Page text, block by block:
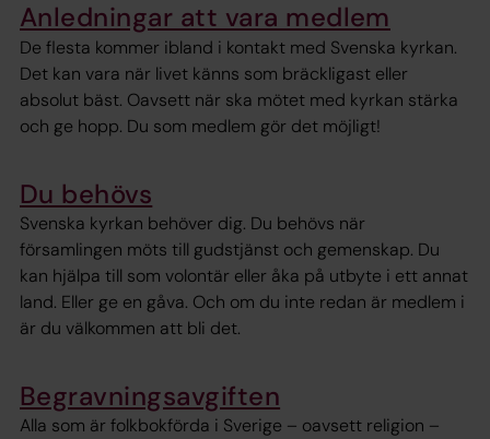
Anledningar att vara medlem
De flesta kommer ibland i kontakt med Svenska kyrkan.
Det kan vara när livet känns som bräckligast eller
absolut bäst. Oavsett när ska mötet med kyrkan stärka
och ge hopp. Du som medlem gör det möjligt!
Du behövs
Svenska kyrkan behöver dig. Du behövs när
församlingen möts till gudstjänst och gemenskap. Du
kan hjälpa till som volontär eller åka på utbyte i ett annat
land. Eller ge en gåva. Och om du inte redan är medlem i
är du välkommen att bli det.
Begravningsavgiften
Alla som är folkbokförda i Sverige – oavsett religion –